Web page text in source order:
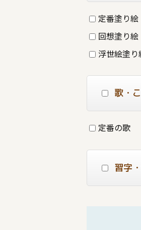
定番塗り絵
回想塗り絵
浮世絵塗り
歌・
定番の歌
習字